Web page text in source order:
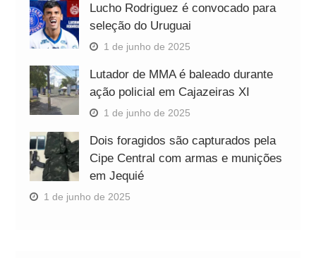
Lucho Rodriguez é convocado para
seleção do Uruguai
1 de junho de 2025
Lutador de MMA é baleado durante
ação policial em Cajazeiras XI
1 de junho de 2025
Dois foragidos são capturados pela
Cipe Central com armas e munições
em Jequié
1 de junho de 2025